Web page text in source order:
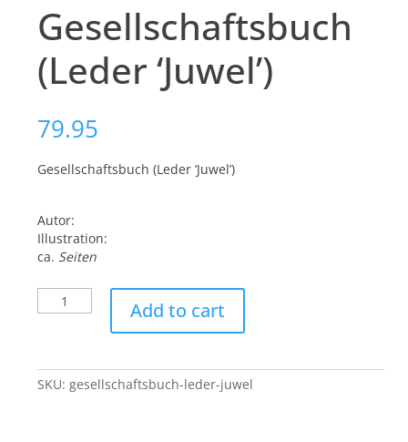
Gesellschaftsbuch
(Leder ‘Juwel’)
79.95
Gesellschaftsbuch (Leder ‘Juwel’)
Autor:
Illustration:
ca. Seiten
Gesellschaftsbuch
(Leder
Add to cart
SKU:gesellschaftsbuch-leder-juwel